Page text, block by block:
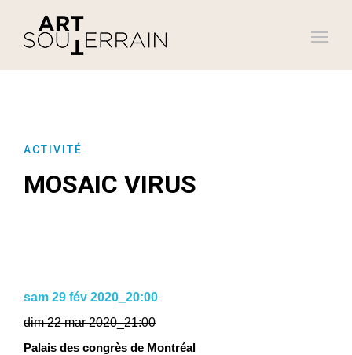
ACTIVITÉ
MOSAIC VIRUS
sam 29 fév 2020_20:00
dim 22 mar 2020_21:00
Palais des congrès de Montréal